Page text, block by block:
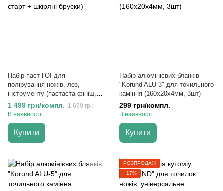
Набір паст ГОІ для
полірування ножів, лез,
інструменту (пастаста фініш,
старт + шкіряні бруски)
1 499 грн/компл. 1 699 грн
В наявності
Купити
Набір алюмінієвих бланків
"Korund ALU-3" для точильного
каміння (160х20х4мм, 3шт)
299 грн/компл.
В наявності
Купити
РОЗПРОДАЖ
−17%